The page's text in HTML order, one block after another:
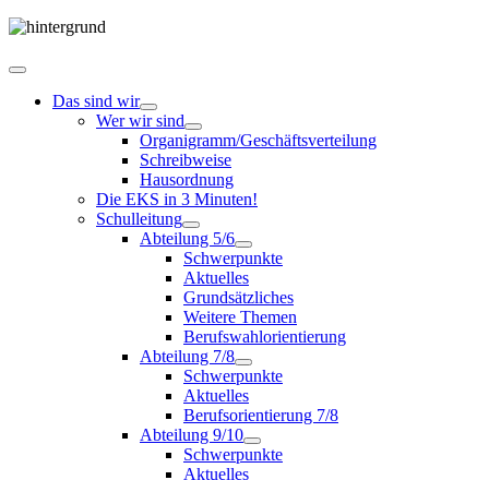
Das sind wir
Wer wir sind
Organigramm/Geschäftsverteilung
Schreibweise
Hausordnung
Die EKS in 3 Minuten!
Schulleitung
Abteilung 5/6
Schwerpunkte
Aktuelles
Grundsätzliches
Weitere Themen
Berufswahlorientierung
Abteilung 7/8
Schwerpunkte
Aktuelles
Berufsorientierung 7/8
Abteilung 9/10
Schwerpunkte
Aktuelles